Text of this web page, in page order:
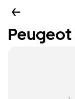
Peugeot